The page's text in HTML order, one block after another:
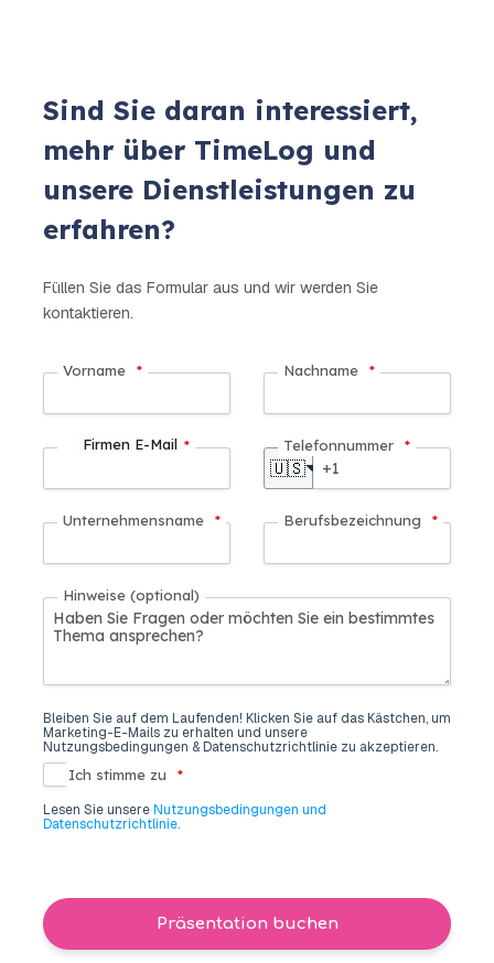
Sind Sie daran interessiert,
mehr über TimeLog und
unsere Dienstleistungen zu
erfahren?
Füllen Sie das Formular aus und wir werden Sie
kontaktieren.
Vorname * Nachname *
Firmen E-Mail * Telefonnummer *
🇺🇸
Unternehmensname * Berufsbezeichnung *
Hinweise (optional)
Bleiben Sie auf dem Laufenden! Klicken Sie auf das Kästchen, um
Marketing-E-Mails zu erhalten und unsere
Nutzungsbedingungen & Datenschutzrichtlinie zu akzeptieren.
Ich stimme zu
*
Lesen Sie unsereNutzungsbedingungen und
Datenschutzrichtlinie.
Präsentation buchen